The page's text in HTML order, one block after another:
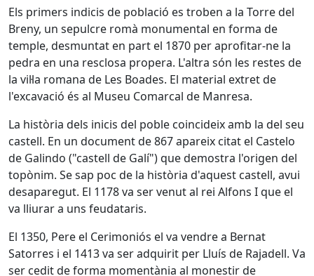
Els primers indicis de població es troben a la Torre del
Breny, un sepulcre romà monumental en forma de
temple, desmuntat en part el 1870 per aprofitar-ne la
pedra en una resclosa propera. L'altra són les restes de
la vil·la romana de Les Boades. El material extret de
l'excavació és al Museu Comarcal de Manresa.
La història dels inicis del poble coincideix amb la del seu
castell. En un document de 867 apareix citat el Castelo
de Galindo ("castell de Galí") que demostra l'origen del
topònim. Se sap poc de la història d'aquest castell, avui
desaparegut. El 1178 va ser venut al rei Alfons I que el
va lliurar a uns feudataris.
El 1350, Pere el Cerimoniós el va vendre a Bernat
Satorres i el 1413 va ser adquirit per Lluís de Rajadell. Va
ser cedit de forma momentània al monestir de